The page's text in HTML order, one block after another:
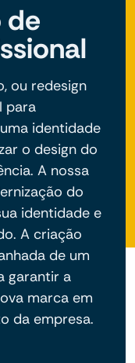
de
ou redesign
para
identidade
o design do
A nossa
do
identidade e
A criação
de um
garantir a
marca em
da empresa.